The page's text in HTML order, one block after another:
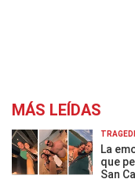
MÁS LEÍDAS
La
que
San